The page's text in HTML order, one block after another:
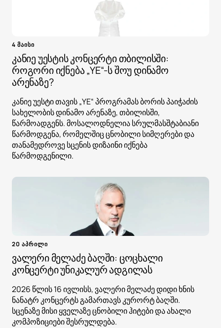
4 მაისი
კანიე უესტის კონცერტი თბილისში:
როგორი იქნება „YE“-ს შოუ დინამო
არენაზე?
კანიე უესტი თავის „YE“ პროგრამას ბორის პაიჭაძის
სახელობის დინამო არენაზე, თბილისში,
წარმოადგენს. მოსალოდნელია სრულმასშტაბიანი
წარმოდგენა, რომელშიც ცნობილი სიმღერები და
თანამედროვე სცენის დიზაინი იქნება
წარმოდგენილი.
20 აპრილი
ვალერი მელაძე ბაღში: ცოცხალი
კონცერტი უნიკალურ ადგილას
2026 წლის 16 ივლისს, ვალერი მელაძე დიდი ხნის
ნანატრ კონცერტს გამართავს კურორტ ბაღში.
სცენაზე მისი ყველაზე ცნობილი ჰიტები და ახალი
კომპოზიციები შესრულდება.